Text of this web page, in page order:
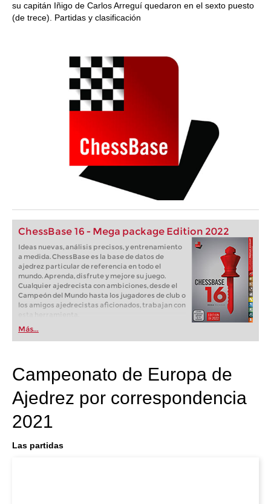
su capitán Iñigo de Carlos Arreguí quedaron en el sexto puesto
(de trece). Partidas y clasificación
ChessBase 16 - Mega package Edition 2022
Ideas nuevas, análisis precisos, y entrenamiento
a medida. ChessBase es la base de datos de
ajedrez particular de referencia en todo el
mundo. Aprenda, disfrute y mejore su juego.
Cualquier ajedrecista con ambiciones, desde el
Campeón del Mundo hasta los jugadores de club o
los amigos ajedrecistas aficionados, trabajan con
Más...
Campeonato de Europa de
Ajedrez por correspondencia
2021
Las partidas